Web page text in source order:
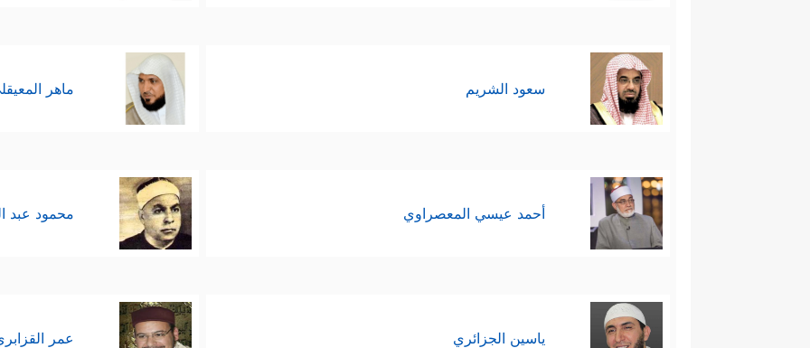
سعود الشريم ماهر
أحمد عيسي المعصراوي محمود عبد
ياسين الجزائري عمر